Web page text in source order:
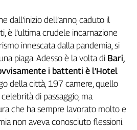
dall’inizio dell’anno, caduto il
è l’ultima crudele incarnazione
innescata dalla pandemia, si
piaga. Adesso è la volta di Bari,
i battenti è l’Hotel
della città, 197 camere, quello
di passaggio, ma
che ha sempre lavorato molto e
non aveva conosciuto flessioni.